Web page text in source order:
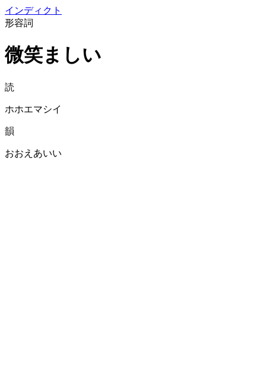
インディクト
形容詞
微笑ましい
読
ホホエマシイ
韻
おおえあいい